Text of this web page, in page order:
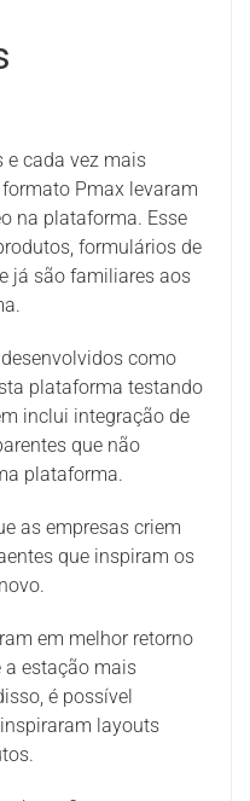
e cada vez mais
Pmax levaram
na plataforma. Esse
formulários de
já são familiares aos
como
plataforma testando
inclui integração de
que não
plataforma.
as empresas criem
que inspiram os
em melhor retorno
a estação mais
é possível
layouts